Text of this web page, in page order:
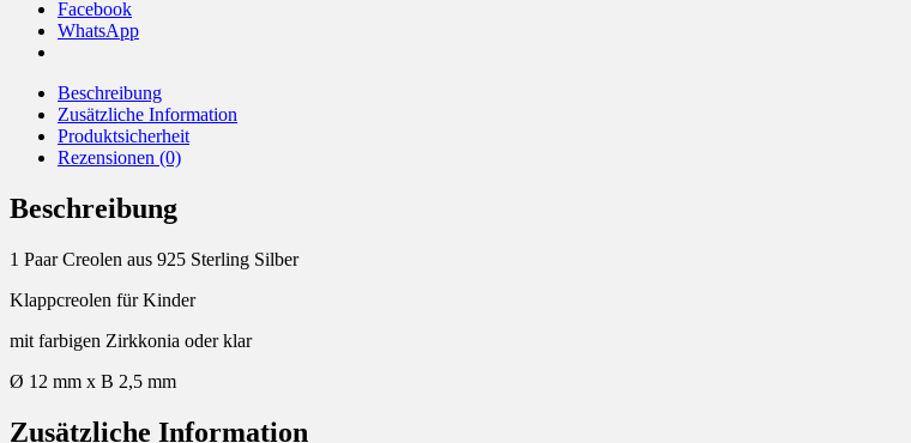
Facebook
WhatsApp
Beschreibung
Zusätzliche Information
Produktsicherheit
Rezensionen (0)
Beschreibung
1 Paar Creolen aus 925 Sterling Silber
Klappcreolen für Kinder
mit farbigen Zirkkonia oder klar
Ø 12 mm x B 2,5 mm
Zusätzliche Information